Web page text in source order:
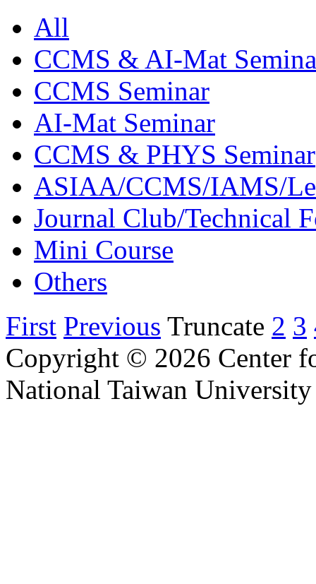
All
CCMS & AI-Mat
CCMS Seminar
AI-Mat Seminar
CCMS & PHYS Seminar
ASIAA/CCMS/IAMS/
Journal Club/Technical
Mini Course
Others
First Previous Truncate 2 3
Copyright © 2026 Center
National Taiwan University